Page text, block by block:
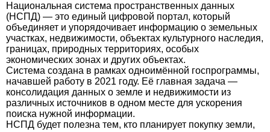
Национальная система пространственных данных
(НСПД) — это единый цифровой портал, который
объединяет и упорядочивает информацию о земельных
участках, недвижимости, объектах культурного наследия,
границах, природных территориях, особых
экономических зонах и других объектах.
Система создана в рамках одноимённой госпрограммы,
начавшей работу в 2021 году. Её главная задача —
консолидация данных о земле и недвижимости из
различных источников в одном месте для ускорения
поиска нужной информации.
НСПД будет полезна тем, кто планирует покупку земли,